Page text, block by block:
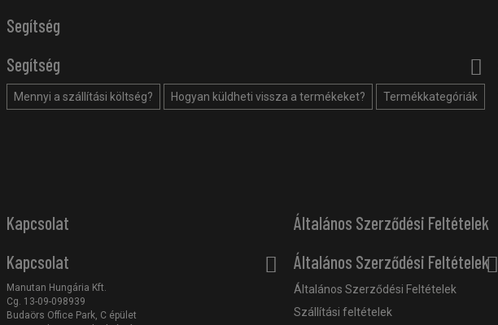
Segítség
Segítség
Mennyi a szállítási költség? Hogyan küldheti vissza a termékeket? Termékkategóriák
Kapcsolat
Kapcsolat
Manutan Hungária Kft.
Cg. 13-09-098939
Budaörs Office Park, C épület
Általános Szerződési Feltételek
Általános Szerződési Feltételek
Általános Szerződési Feltételek
Szállítási feltételek